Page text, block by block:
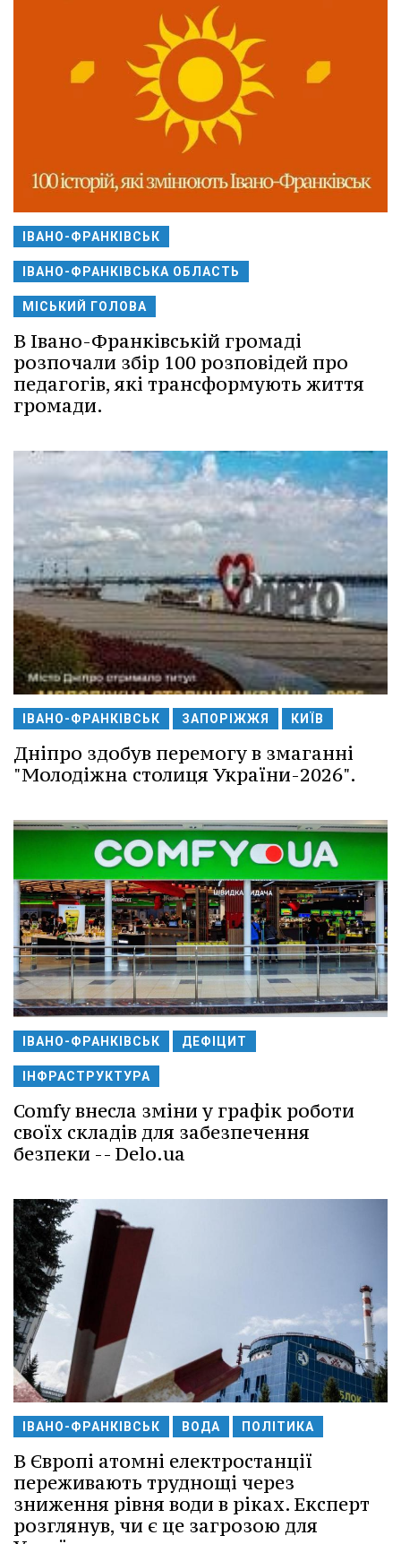
ІВАНО-ФРАНКІВСЬК
ІВАНО-ФРАНКІВСЬКА ОБЛАСТЬ
МІСЬКИЙ ГОЛОВА
В Івано-Франківській громаді
розпочали збір 100 розповідей про
педагогів, які трансформують життя
громади.
ІВАНО-ФРАНКІВСЬК ЗАПОРІЖЖЯ КИЇВ
Дніпро здобув перемогу в змаганні
"Молодіжна столиця України-2026".
ІВАНО-ФРАНКІВСЬК ДЕФІЦИТ
ІНФРАСТРУКТУРА
Comfy внесла зміни у графік роботи
своїх складів для забезпечення
безпеки -- Delo.ua
ІВАНО-ФРАНКІВСЬК ВОДА ПОЛІТИКА
В Європі атомні електростанції
переживають труднощі через
зниження рівня води в ріках. Експерт
розглянув, чи є це загрозою для